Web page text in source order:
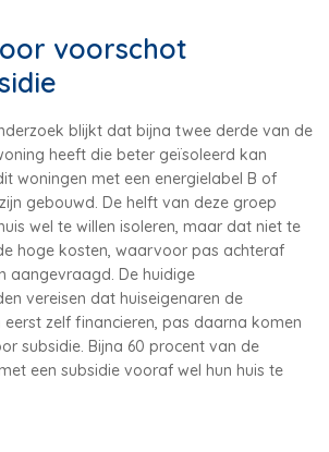
voorschot
blijkt dat bijna twee derde van de
heeft die beter geïsoleerd kan
woningen met een energielabel B of
gebouwd. De helft van deze groep
wel te willen isoleren, maar dat niet te
hoge kosten, waarvoor pas achteraf
aangevraagd. De huidige
vereisen dat huiseigenaren de
zelf financieren, pas daarna komen
subsidie. Bijna 60 procent van de
een subsidie vooraf wel hun huis te